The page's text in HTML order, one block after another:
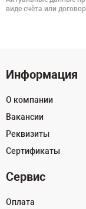
виде счёта или
Информация
О компании
Вакансии
Реквизиты
Сертификаты
Сервис
Оплата